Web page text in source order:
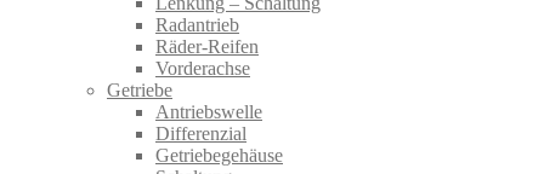
Radantrieb
Räder-Reifen
Vorderachse
Getriebe
Antriebswelle
Differenzial
Getriebegehäuse